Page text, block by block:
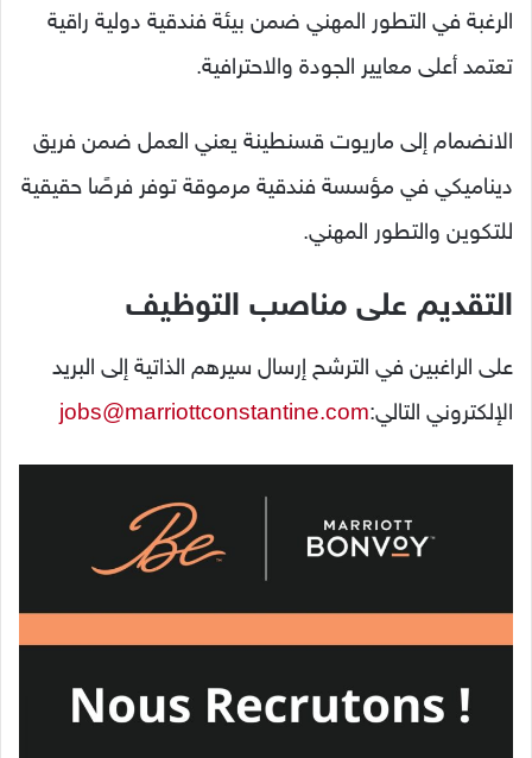
الرغبة في التطور المهني ضمن بيئة فندقية دولية راقية
تعتمد أعلى معايير الجودة والاحترافية.
الانضمام إلى ماريوت قسنطينة يعني العمل ضمن فريق
ديناميكي في مؤسسة فندقية مرموقة توفر فرصًا حقيقية
للتكوين والتطور المهني.
التقديم على مناصب التوظيف
على الراغبين في الترشح إرسال سيرهم الذاتية إلى البريد
الإلكتروني التالي:jobs@marriottconstantine.com